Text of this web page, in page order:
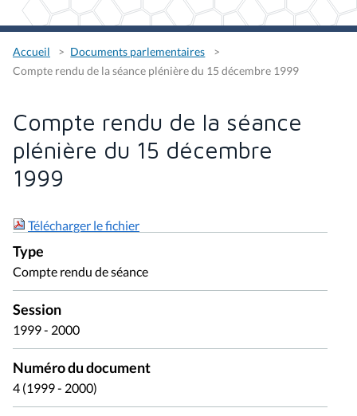
Accueil
Documents parlementaires
Compte rendu de la séance plénière du 15 décembre 1999
Compte rendu de la séance
plénière du 15 décembre
1999
Télécharger le fichier
Type
Compte rendu de séance
Session
1999 - 2000
Numéro du document
4 (1999 - 2000)